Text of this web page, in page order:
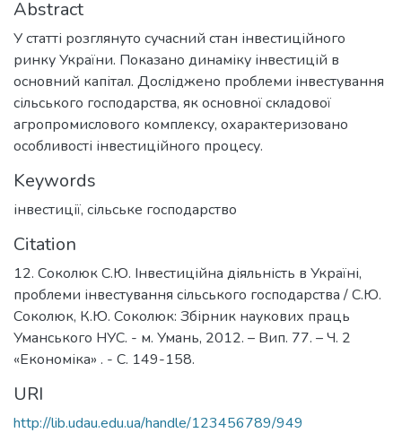
Abstract
У статті розглянуто сучасний стан інвестиційного
ринку України. Показано динаміку інвестицій в
основний капітал. Досліджено проблеми інвестування
сільського господарства, як основної складової
агропромислового комплексу, охарактеризовано
особливості інвестиційного процесу.
Keywords
інвестиції, сільське господарство
Citation
12. Соколюк С.Ю. Інвестиційна діяльність в Україні,
проблеми інвестування сільського господарства / С.Ю.
Соколюк, К.Ю. Соколюк: Збірник наукових праць
Уманського НУС. - м. Умань, 2012. – Вип. 77. – Ч. 2
«Економіка» . - С. 149-158.
URI
http://lib.udau.edu.ua/handle/123456789/949